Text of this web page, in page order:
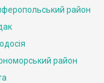
район
район